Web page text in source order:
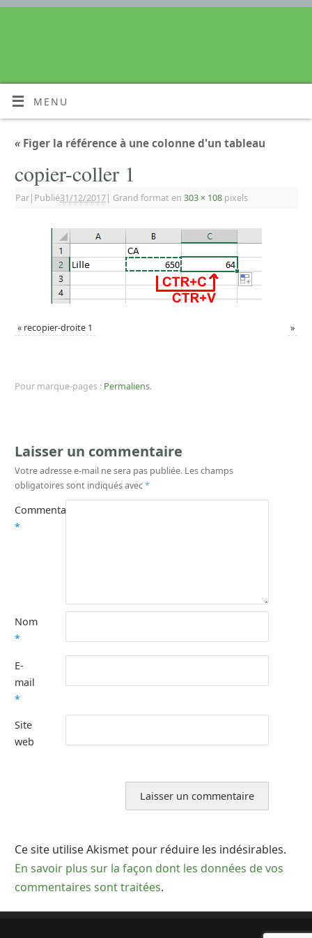
MENU
« Figer la référence à une colonne d'un tableau
copier-coller 1
Par| Publié31/12/2017| Grand format en 303 × 108 pixels
« recopier-droite 1 »
Pour marque-pages : Permaliens.
Laisser un commentaire
Votre adresse e-mail ne sera pas publiée. Les champs
obligatoires sont indiqués avec*
Commentaire
*
Nom
*
E-
mail
*
Site
web
Ce site utilise Akismet pour réduire les indésirables.
En savoir plus sur la façon dont les données de vos
commentaires sont traitées.